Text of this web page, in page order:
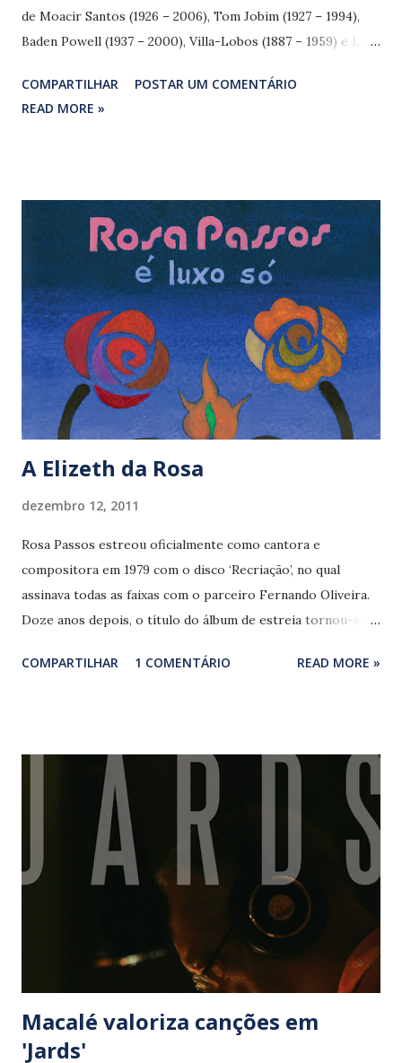
de Moacir Santos (1926 – 2006), Tom Jobim (1927 – 1994),
Baden Powell (1937 – 2000), Villa-Lobos (1887 – 1959) e Luiz
popular brasileira. Desta vez, Adnet buscou parcerias
(quase) desconhecidas de Vinicius de Moraes (1913 – 1980)
ficou de fora. O álbum ‘Vinicius & os maestros’ traz 15 faixas
elegantemente arranjadas por Mario e executadas por uma
orquestra de 54 músicos reunidos para o projeto também
concebido para o palco. O maestro Claudio Cruz é o
regente convidado. Além das participações especiais de um
time de músicos excepcionais como Jurim Moreira (bateria)
e Armando Marçal (percussão), ‘Vinicius & os maestros’ traz
ainda os tarim...
COMPARTILHAR
POSTAR UM COMENTÁRIO
READ MORE »
A Elizeth da Rosa
dezembro 12, 2011
Rosa Passos estreou oficialmente como cantora e
compositora em 1979 com o disco ‘Recriação’, no qual
assinava todas as faixas com o parceiro Fernando Oliveira.
Doze anos depois, o título do álbum de estreia tornou-se
inventa novos mundos, sua maior habilidade é recriar
canto minimalista e à bossa de seu violão, ajudou a dar à
Rosa a alcunha de “João Gilberto de saias”. Desde então a
cantora vem usando sua voz pequena, de fraseado rítmico
sofisticado, a serviço da reinvenção de músicas quase
sempre vinculadas a outras vozes em seus discos de
carreira como ‘Rosa canta Caymmi’ (2000) e ‘Amorosa’
(2004), dedicados a Dorival Caymmi e João Gilberto,
respectivamente, além dos projetos ‘Letra & Música Ary
Barroso - Rosa Passos e Lula Galvão’ (1997) e ‘Rosa...
COMPARTILHAR 1 COMENTÁRIO READ MORE »
Macalé valoriza canções em
'Jards'